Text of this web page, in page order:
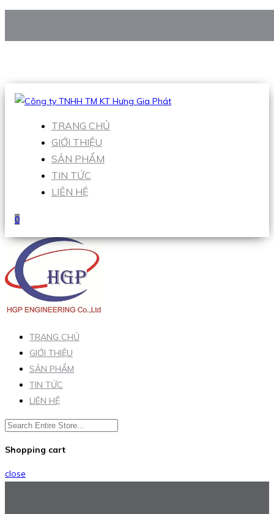
Hotline:0938 906 663
TRANG CHỦ
GIỚI THIỆU
SẢN PHẨM
TIN TỨC
LIÊN HỆ
0
TRANG CHỦ
GIỚI THIỆU
SẢN PHẨM
TIN TỨC
LIÊN HỆ
Shopping cart
close